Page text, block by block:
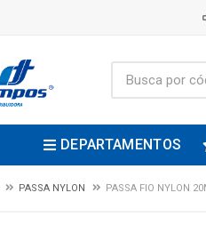
DEPARTAMENTOS
PASSA NYLON PASSA FIO NYLON